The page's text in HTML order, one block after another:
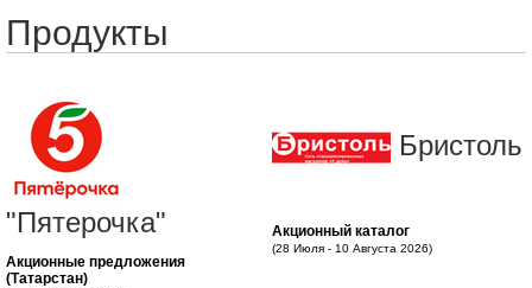
Продукты
"Пятерочка"
Акционные предложения
(Татарстан)
Бристоль
Акционный каталог
(28 Июля - 10 Августа 2026)